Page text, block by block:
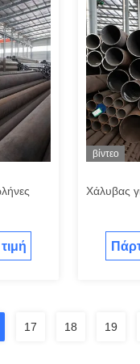
βίντεο
Χάλυβας
17 18 19